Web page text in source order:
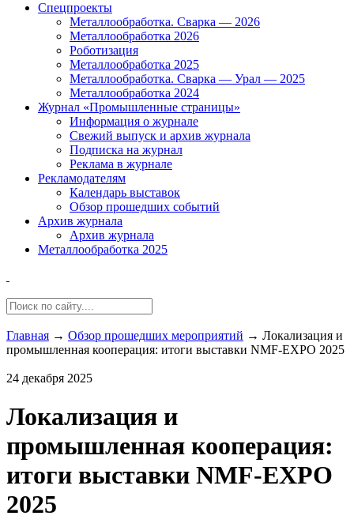
Спецпроекты
Металлообработка. Сварка — 2026
Металлообработка 2026
Роботизация
Металлообработка 2025
Металлообработка. Сварка — Урал — 2025
Металлообработка 2024
Журнал «Промышленные страницы»
Информация о журнале
Свежий выпуск и архив журнала
Подписка на журнал
Реклама в журнале
Рекламодателям
Календарь выставок
Обзор прошедших событий
Архив журнала
Архив журнала
Металлообработка 2025
Главная → Обзор прошедших мероприятий → Локализация и
промышленная кооперация: итоги выставки NMF-EXPO 2025
24 декабря 2025
Локализация и
промышленная кооперация:
итоги выставки NMF-EXPO
2025